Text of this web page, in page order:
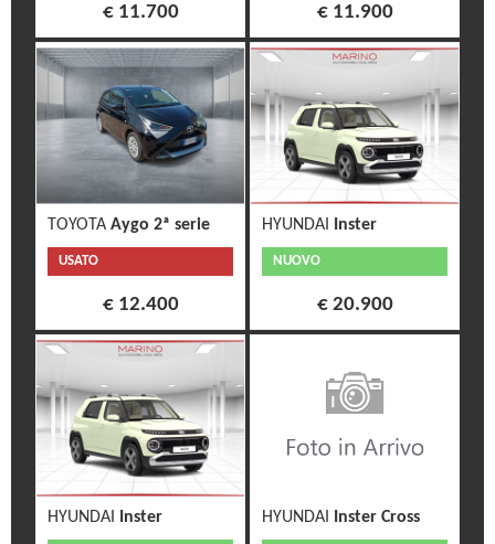
€ 11.700 € 11.900
TOYOTA Aygo 2ª serie
USATO
€ 12.400
HYUNDAI Inster
NUOVO
€ 20.900
HYUNDAI Inster HYUNDAI Inster Cross